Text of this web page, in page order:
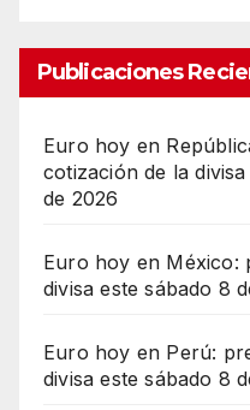
Publicaciones
Euro hoy en
cotización de la
de 2026
Euro hoy en México:
divisa este sábado 8
Euro hoy en Perú:
divisa este sábado 8